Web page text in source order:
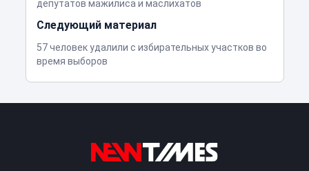
депутатов мажилиса и маслихатов
Следующий материал
57 человек удалили с избирательных участков во
время выборов